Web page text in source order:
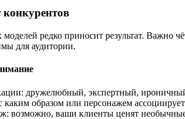
редко приносит результат. Важно
для аудитории.
дружелюбный, экспертный,
каким образом или персонажем
возможно, ваши клиенты ценят